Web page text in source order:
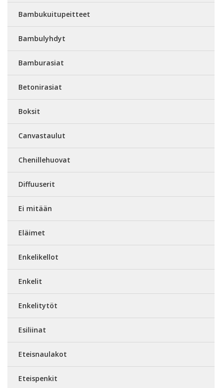
Bambukuitupeitteet
Bambulyhdyt
Bamburasiat
Betonirasiat
Boksit
Canvastaulut
Chenillehuovat
Diffuuserit
Ei mitään
Eläimet
Enkelikellot
Enkelit
Enkelitytöt
Esiliinat
Eteisnaulakot
Eteispenkit